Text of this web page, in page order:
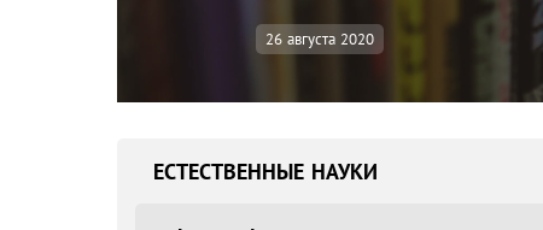
26 августа 2020
ЕСТЕСТВЕННЫЕ НАУКИ